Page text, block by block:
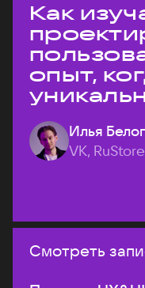
Как
опыт,
на
Илья
VK, RuStore
Смотреть